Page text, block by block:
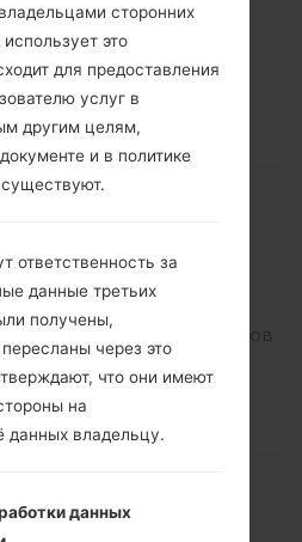
Power
характеристики
Сентябрь, 2016
7.9 миллиметров (0.31
дюйма)
148.9 x 74.9 миллиметров
(5.86 x 2.95 дюйма)
139 грамм (4.90 унции)
Android 6.0.1
(Marshmallow)
Qualcomm MSM8909
сторонних
это
для предоставления
услуг в
другим целям,
и в политике
ответственность за
данные третьих
получены,
через это
что они имеют
на
данных владельцу.
данных